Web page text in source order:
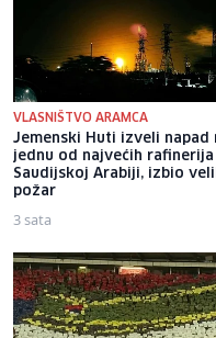
VLASNIŠTVO ARAMCA
Jemenski Huti izveli napad
jednu od najvećih rafinerija
Saudijskoj Arabiji, izbio
požar
3 sata